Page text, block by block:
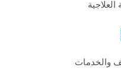
والخدمات